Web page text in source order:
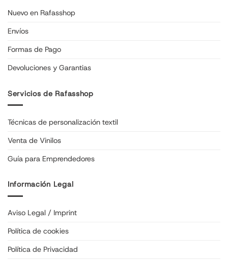
Nuevo en Rafasshop
Envíos
Formas de Pago
Devoluciones y Garantias
Servicios de Rafasshop
Técnicas de personalización textil
Venta de Vinilos
Guía para Emprendedores
Información Legal
Aviso Legal / Imprint
Política de cookies
Política de Privacidad